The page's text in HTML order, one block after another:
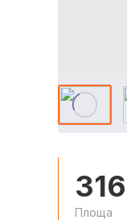
316
Площа